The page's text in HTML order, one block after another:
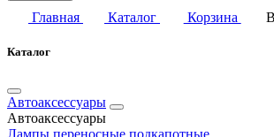
Главная
Каталог Корзина
Каталог
Автоаксессуары
Автоаксессуары